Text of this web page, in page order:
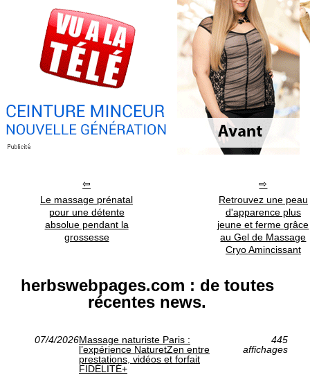
Le massage prénatal
pour une détente
absolue pendant la
grossesse
Retrouvez une peau
d'apparence plus
jeune et ferme grâce
au Gel de Massage
Cryo Amincissant
herbswebpages.com : de toutes
récentes news.
07/4/2026Massage naturiste Paris :
l’expérience NaturetZen entre
prestations, vidéos et forfait
FIDÉLITÉ+
445
affichages